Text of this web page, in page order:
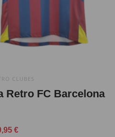
CLUBES
Retro FC Barcelona
€
página